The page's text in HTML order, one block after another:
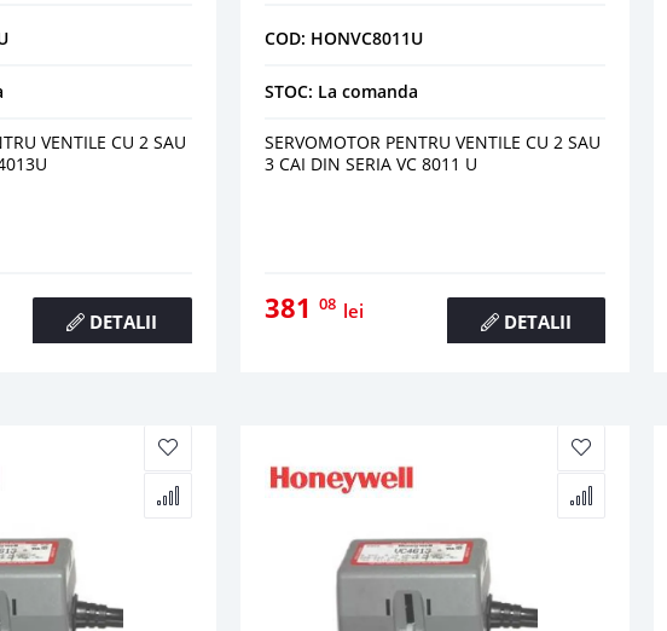
VENTILE CU 2 SAU
DETALII
COD: HONVC8011U
STOC: La comanda
SERVOMOTOR PENTRU VENTILE CU 2 SAU
3 CAI DIN SERIA VC 8011 U
381 08 lei DETALII